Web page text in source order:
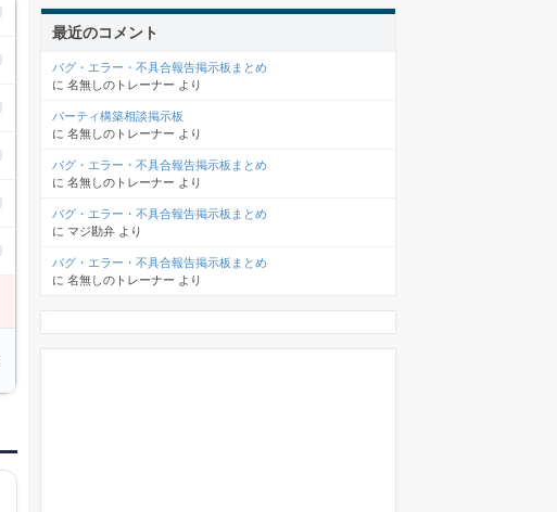
最近のコメント
バグ・エラー・不具合報告掲示板まとめ
に 名無しのトレーナー より
パーティ構築相談掲示板
に 名無しのトレーナー より
バグ・エラー・不具合報告掲示板まとめ
に 名無しのトレーナー より
バグ・エラー・不具合報告掲示板まとめ
に マジ勘弁 より
バグ・エラー・不具合報告掲示板まとめ
に 名無しのトレーナー より